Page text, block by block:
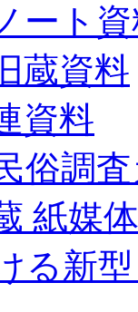
ート
蔵資料
資料
調査
紙媒
る新